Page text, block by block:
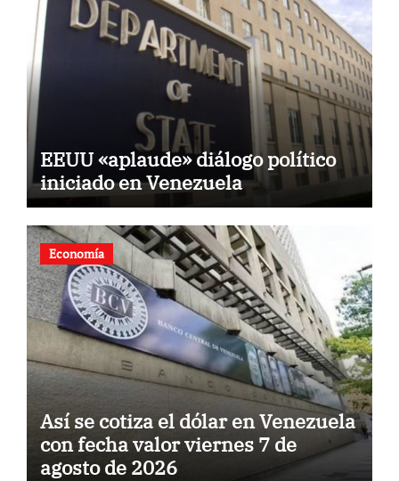
EEUU «aplaude» diálogo político
iniciado en Venezuela
Economía
Así se cotiza el dólar en Venezuela
con fecha valor viernes 7 de
agosto de 2026